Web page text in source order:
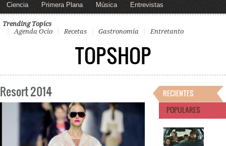
Ciencia Primera Plana Música Entrevistas
Trending Topics
Agenda Ocio
Recetas Gastronomía Entretanto
TOPSHOP
Resort 2014
RECIENTES
POPULARES